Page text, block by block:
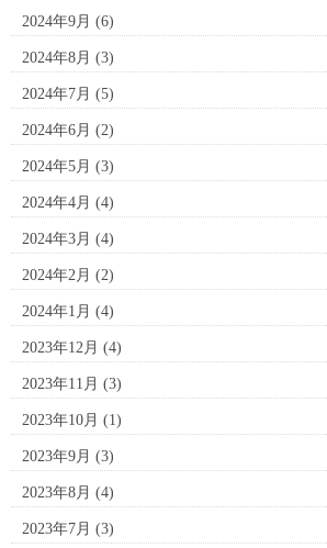
2024年9月 (6)
2024年8月 (3)
2024年7月 (5)
2024年6月 (2)
2024年5月 (3)
2024年4月 (4)
2024年3月 (4)
2024年2月 (2)
2024年1月 (4)
2023年12月 (4)
2023年11月 (3)
2023年10月 (1)
2023年9月 (3)
2023年8月 (4)
2023年7月 (3)